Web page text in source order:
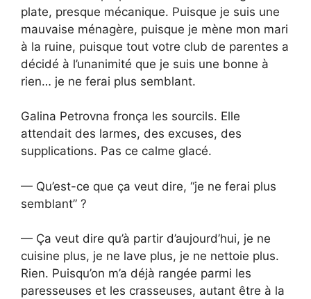
plate, presque mécanique. Puisque je suis une
mauvaise ménagère, puisque je mène mon mari
à la ruine, puisque tout votre club de parentes a
décidé à l’unanimité que je suis une bonne à
rien… je ne ferai plus semblant.
Galina Petrovna fronça les sourcils. Elle
attendait des larmes, des excuses, des
supplications. Pas ce calme glacé.
— Qu’est-ce que ça veut dire, “je ne ferai plus
semblant” ?
— Ça veut dire qu’à partir d’aujourd’hui, je ne
cuisine plus, je ne lave plus, je ne nettoie plus.
Rien. Puisqu’on m’a déjà rangée parmi les
paresseuses et les crasseuses, autant être à la